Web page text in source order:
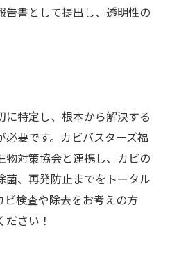
書として提出し、透明性の
特定し、根本から解決する
要です。カビバスターズ福
物対策協会と連携し、カビの
菌、再発防止までをトータル
検査や除去をお考えの方
さい！